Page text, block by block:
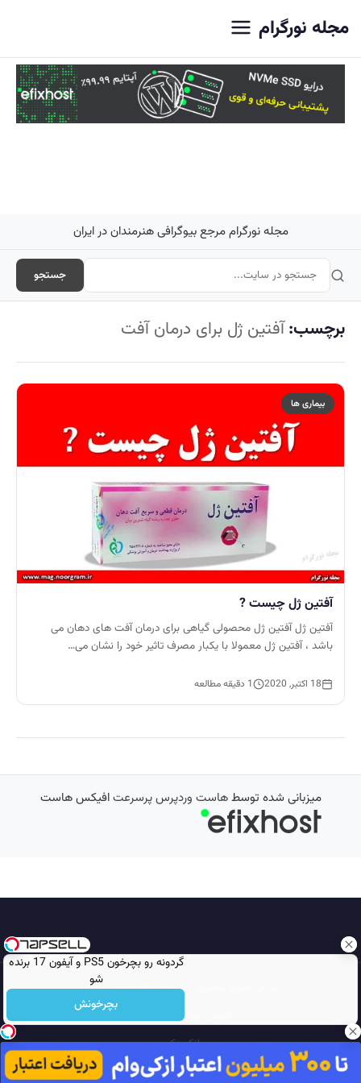
گردونه رو بچرخون PS5 و آیفون 17 برنده
شو
بچرخونش
مجله نورگرام
مجله نورگرام مرجع بیوگرافی هنرمندان در ایران
جستجو
برچسب:آفتین ژل برای درمان آفت
بیماری ها
آفتین ژل چیست ?
آفتین ژل آفتین ژل محصولی گیاهی برای درمان آفت های دهان می
باشد ، آفتین ژل معمولا با یکبار مصرف تاثیر خود را نشان می…
18 اکتبر, 2020 1 دقیقه مطالعه
میزبانی شده توسطهاست وردپرس پرسرعتافیکس هاست
تمامی حقوق محفوظ است © 2026
مجله نورگرام
انجمن نورگرام
بانک عکس
سایت هم معنی